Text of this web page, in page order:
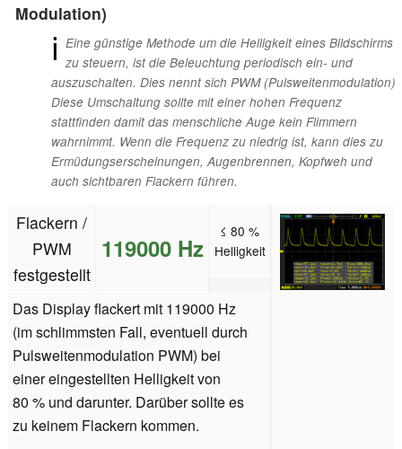
Modulation)
ℹ Eine günstige Methode um die Helligkeit eines Bildschirms
zu steuern, ist die Beleuchtung periodisch ein- und
auszuschalten. Dies nennt sich PWM (Pulsweitenmodulation)
Diese Umschaltung sollte mit einer hohen Frequenz
stattfinden damit das menschliche Auge kein Flimmern
wahrnimmt. Wenn die Frequenz zu niedrig ist, kann dies zu
Ermüdungserscheinungen, Augenbrennen, Kopfweh und
auch sichtbaren Flackern führen.
Flackern /
PWM
festgestellt
119000 Hz
≤ 80 %
Helligkeit
Das Display flackert mit 119000 Hz
(im schlimmsten Fall, eventuell durch
Pulsweitenmodulation PWM) bei
einer eingestellten Helligkeit von
80 % und darunter. Darüber sollte es
zu keinem Flackern kommen.